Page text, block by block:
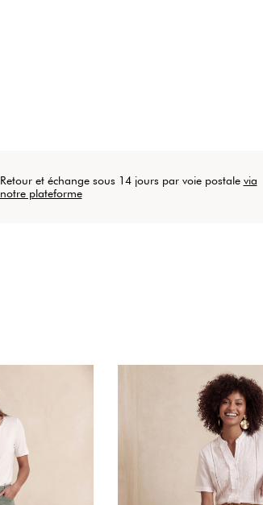
Retour et échange sous 14 jours par voie postale via
notre plateforme